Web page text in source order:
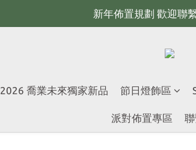
新年佈置規劃 歡迎聯
新年佈置規劃 歡迎聯
新年佈置規劃 歡迎聯
2026 喬業未來獨家新品 節日燈飾區
派對佈置專區